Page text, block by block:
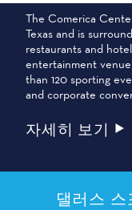
The Comerica
Texas and is
restaurants and
entertainment
than 120 sporting
and corporate
자세히 보기
댈러스